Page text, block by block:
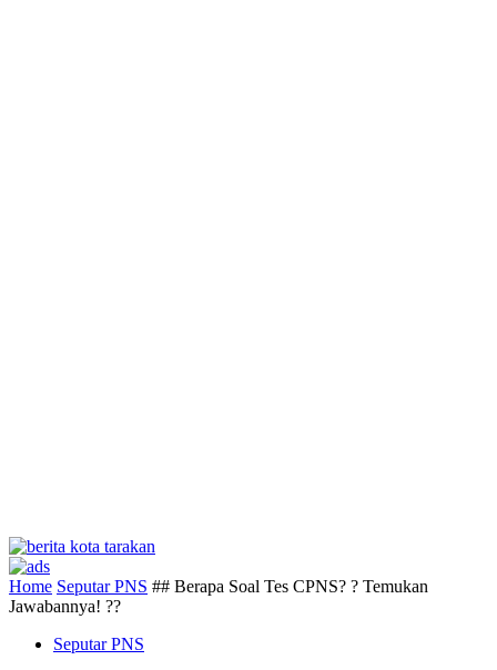
Home Seputar PNS ## Berapa Soal Tes CPNS? ? Temukan
Jawabannya! ??
Seputar PNS